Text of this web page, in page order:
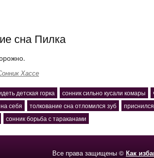
сна Пилка
Хассе
детская горка сонник сильно кусали комары
себя
толкование сна отломился зуб
сонник борьба с тараканами
Все права защищены © Как